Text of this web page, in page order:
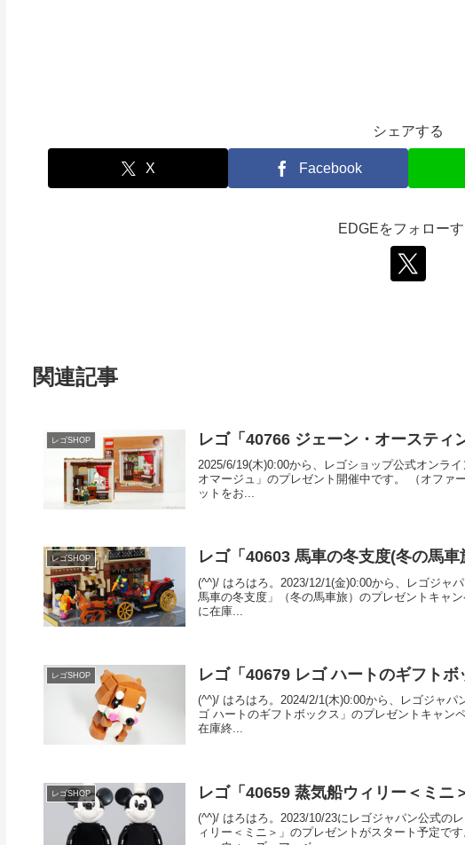
シェアする
X Facebook
EDGEをフォロー
関連記事
レゴSHOP レゴ「40766 ジェーン・オースティ
2025/6/19(木)0:00から、レゴショップ公式オンラ
オマージュ」のプレゼント開催中です。 （オファ
ットをお...
レゴSHOP レゴ「40603 馬車の冬支度(冬の馬
(^^)/ はろはろ。2023/12/1(金)0:00から、レゴジャ
馬車の冬支度」（冬の馬車旅）のプレゼントキャ
に在庫...
レゴSHOP レゴ「40679 レゴ ハートのギフトボ
(^^)/ はろはろ。2024/2/1(木)0:00から、レゴジャ
ゴ ハートのギフトボックス」のプレゼントキャン
在庫終...
レゴSHOP レゴ「40659 蒸気船ウィリー＜ミ
(^^)/ はろはろ。2023/10/23にレゴジャパン公式の
ィリー＜ミニ＞」のプレゼントがスタート予定で